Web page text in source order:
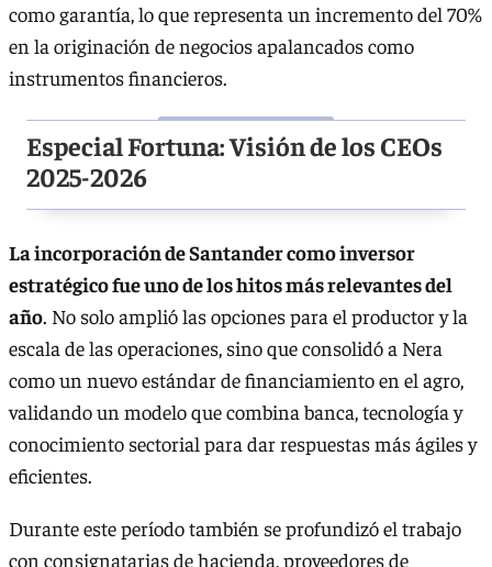
como garantía, lo que representa un incremento del 70%
en la originación de negocios apalancados como
instrumentos financieros.
Especial Fortuna: Visión de los CEOs
2025-2026
La incorporación de Santander como inversor
estratégico fue uno de los hitos más relevantes del
año. No solo amplió las opciones para el productor y la
escala de las operaciones, sino que consolidó a Nera
como un nuevo estándar de financiamiento en el agro,
validando un modelo que combina banca, tecnología y
conocimiento sectorial para dar respuestas más ágiles y
eficientes.
Durante este período también se profundizó el trabajo
con consignatarias de hacienda, proveedores de